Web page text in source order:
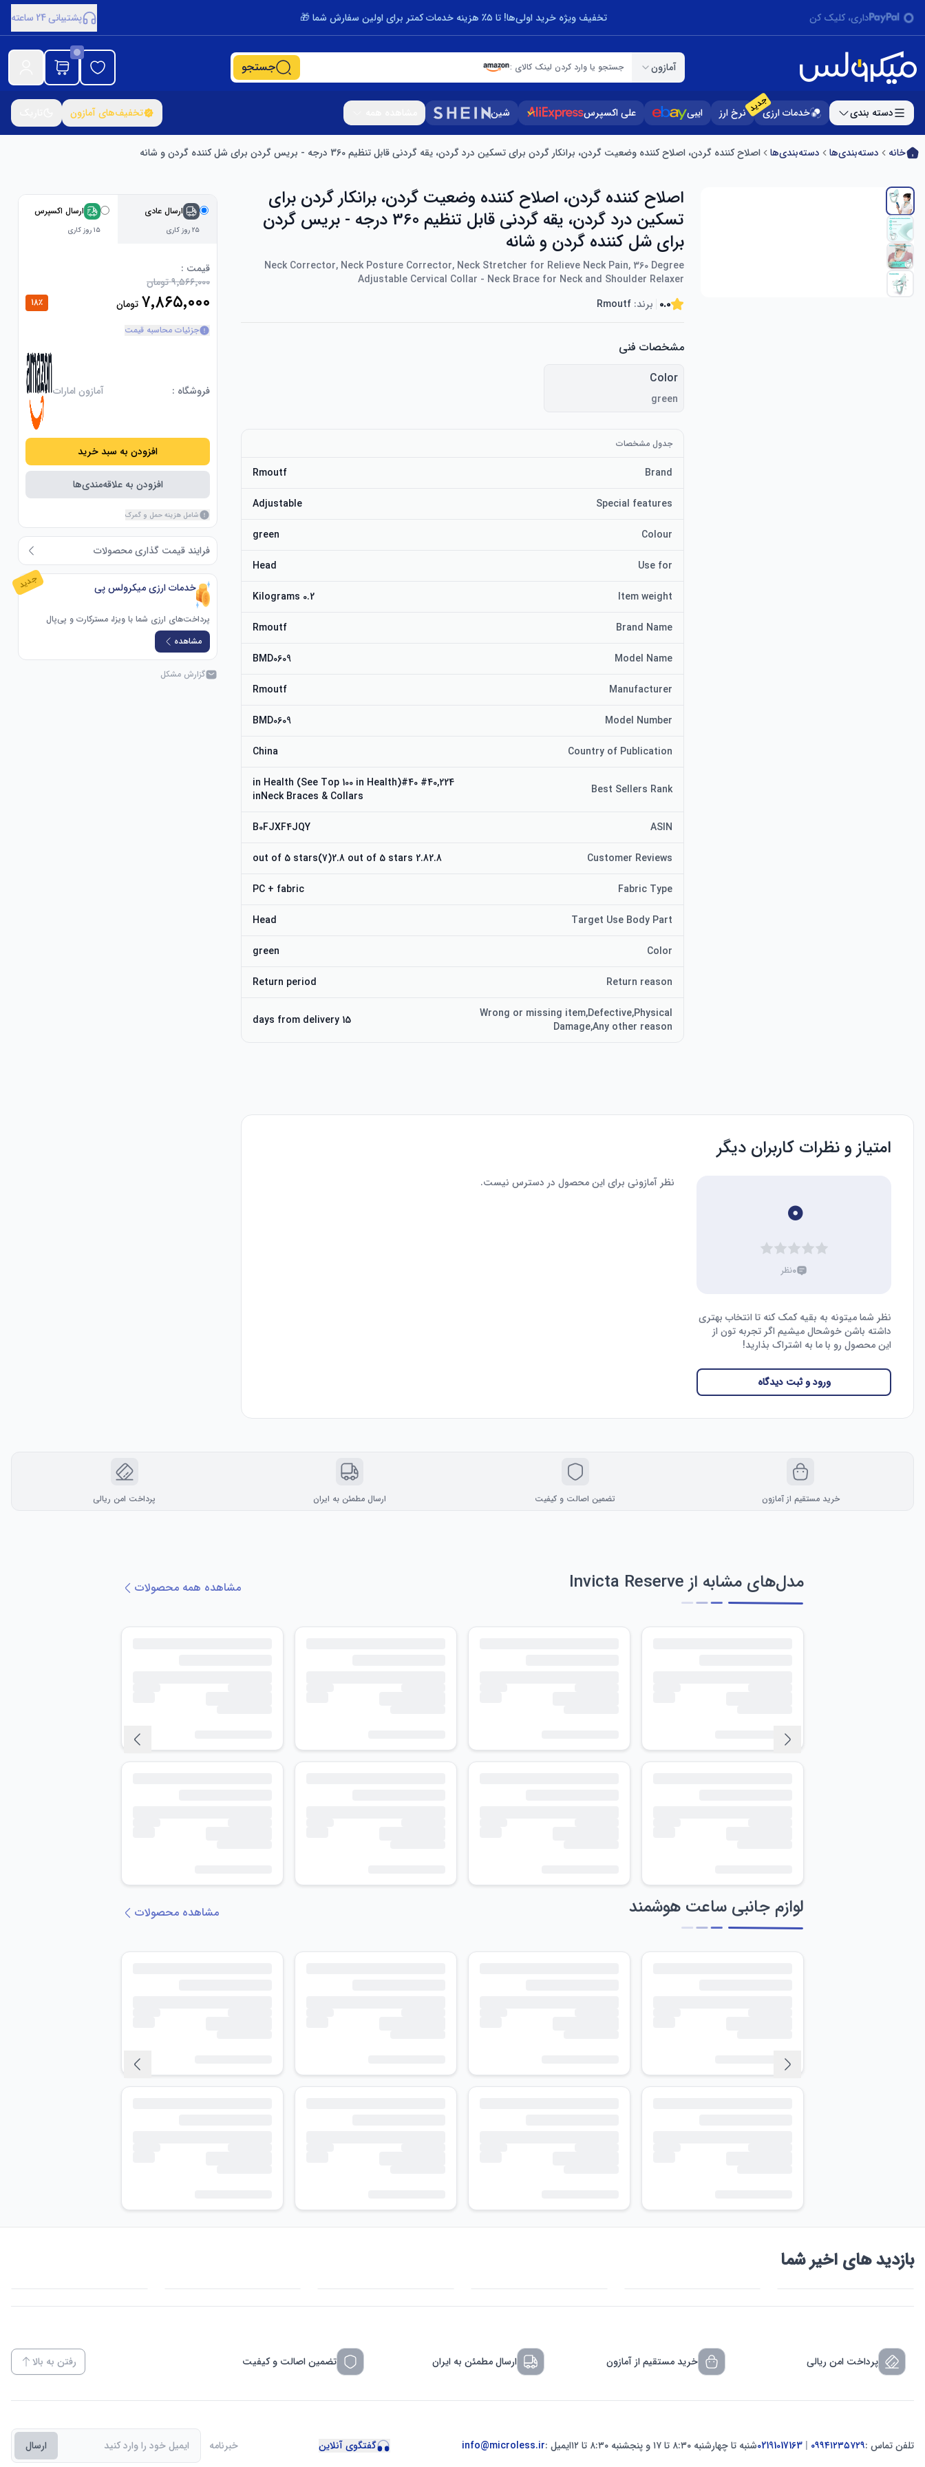
داری، کلیک کن تخفیف ویژه خرید اولی‌ها! تا ۵٪ هزینه خدمات کمتر برای اولین سفارش شما 🎁 پشتیبانی 24 ساعته
آمازون جستجو یا وارد کردن لینک کالای : جستجو
دسته بندی خدمات ارزیجدیدنرخ ارز ایبی علی اکسپرس شین تخفیف‌های آمازون
خانه دسته‌بندی‌ها دسته‌بندی‌ها اصلاح کننده گردن، اصلاح کننده وضعیت گردن، برانکار گردن برای تسکین درد گردن، یقه گردنی قابل تنظیم 360 درجه - بریس گردن برای شل کننده گردن و شانه
اصلاح کننده گردن، اصلاح کننده وضعیت گردن، برانکار گردن برای
تسکین درد گردن، یقه گردنی قابل تنظیم 360 درجه - بریس گردن
برای شل کننده گردن و شانه
Neck Corrector, Neck Posture Corrector, Neck Stretcher for Relieve Neck Pain, 360 Degree
Adjustable Cervical Collar - Neck Brace for Neck and Shoulder Relaxer
0.0 برند: Rmoutf
مشخصات فنی
Color
green
جدول مشخصات
Brand
Rmoutf
Special features
Adjustable
Colour
green
Use for
Head
Item weight
0.2 Kilograms
Brand Name
Rmoutf
Model Name
BMD0609
Manufacturer
Rmoutf
Model Number
BMD0609
Country of Publication
China
Best Sellers Rank
#40,224 in Health (See Top 100 in Health)#40
inNeck Braces & Collars
ASIN
B0FJXF4JQY
Customer Reviews
2.82.8 out of 5 stars(7)2.8 out of 5 stars
Fabric Type
PC + fabric
Target Use Body Part
Head
Color
green
Return reason
Return period
Wrong or missing item,Defective,Physical
Damage,Any other reason
15 days from delivery
ارسال عادی
۲۵ روز کاری
ارسال اکسپرس
۱۵ روز کاری
قیمت :
۹٬۵۶۶٬۰۰۰ تومان
۷٬۸۶۵٬۰۰۰ تومان 18٪
جزئیات محاسبه قیمت
فروشگاه : آمازون امارات
افزودن به سبد خرید
افزودن به علاقه‌مندی‌ها
شامل هزینه حمل و گمرک
فرایند قیمت گذاری محصولات
جدید خدمات ارزی میکرولس پی
پرداخت‌های ارزی شما با ویزا، مسترکارت و پی‌پال
مشاهده
گزارش مشکل
امتیاز و نظرات کاربران دیگر
۰
۰نظر
نظر شما میتونه به بقیه کمک کنه تا انتخاب بهتری
داشته باشن خوشحال میشیم اگر تجربه تون از
این محصول رو با ما به اشتراک بذارید!
ورود و ثبت دیدگاه
نظر آمازونی برای این محصول در دسترس نیست.
خرید مستقیم از آمازون تضمین اصالت و کیفیت ارسال مطمئن به ایران پرداخت امن ریالی
مدل‌های مشابه از Invicta Reserve مشاهده همه محصولات
لوازم جانبی ساعت هوشمند مشاهده محصولات
بازدید های اخیر شما
پرداخت امن ریالی خرید مستقیم از آمازون ارسال مطمئن به ایران تضمین اصالت و کیفیت رفتن به بالا
تلفن تماس :۰۹۹۴۱۲۳۵۷۲۹ | شنبه تا چهارشنبه ۸:۳۰ تا ۱۷ و پنجشنبه ۸:۳۰ تا ۱۲ ایمیل :info@microless.ir گفتگوی آنلاین خبرنامه ارسال